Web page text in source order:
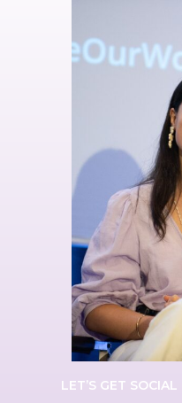
LET’S GET SOCIAL